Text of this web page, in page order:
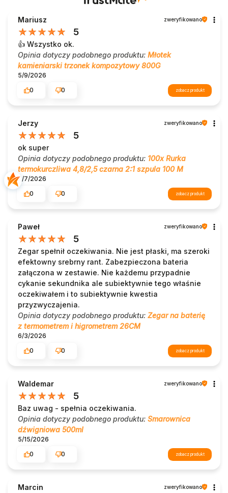
Mariusz zweryfikowano
5
👍️ Wszystko ok.
Opinia dotyczy podobnego produktu: Młotek
kamieniarski trzonek kompozytowy 800G
5/9/2026
0
0 zobacz produkt
Jerzy zweryfikowano
5
ok super
Opinia dotyczy podobnego produktu: 100x Rurka
termokurczliwa 4,8/2,5 czarna 2:1 szpula 100 M
8/7/2026
0
0 zobacz produkt
Paweł zweryfikowano
5
Zegar spełnił oczekiwania. Nie jest płaski, ma szeroki
efektowny srebrny rant. Zabezpieczona bateria
załączona w zestawie. Nie każdemu przypadnie
cykanie sekundnika ale subiektywnie tego właśnie
oczekiwałem i to subiektywnie kwestia
przyzwyczajenia.
Opinia dotyczy podobnego produktu: Zegar na baterię
z termometrem i higrometrem 26CM
6/3/2026
0
0 zobacz produkt
Waldemar zweryfikowano
5
Baz uwag - spełnia oczekiwania.
Opinia dotyczy podobnego produktu: Smarownica
dźwigniowa 500ml
5/15/2026
0
0 zobacz produkt
Marcin zweryfikowano